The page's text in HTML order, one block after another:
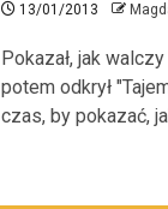
13/01/2013
Pokazał, jak
potem odkrył
czas, by pokazać,